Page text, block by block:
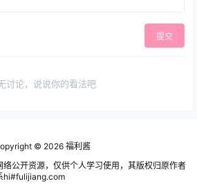
提交
讨论，说说你的看法吧
© 2026 福利酱
公开资源，仅供个人学习使用，其版权归原作者
hi#fulijiang.com